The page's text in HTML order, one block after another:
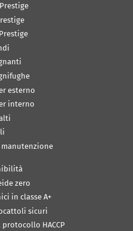
esterno
interno
manutenzione
zero
in classe A+
sicuri
HACCP